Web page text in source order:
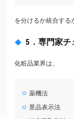
を分けるか統合する
5．専門家チ
化粧品業界は、
薬機法
景品表示法